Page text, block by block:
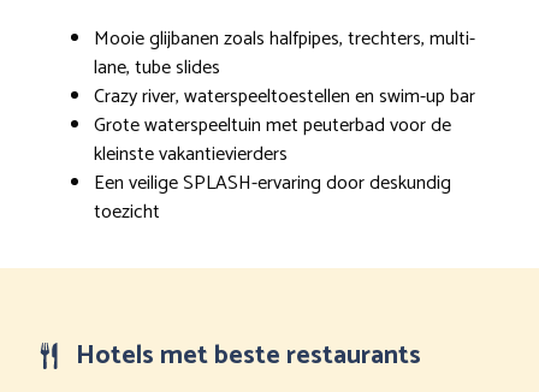
Mooie glijbanen zoals halfpipes, trechters, multi-
lane, tube slides
Crazy river, waterspeeltoestellen en swim-up bar
Grote waterspeeltuin met peuterbad voor de
kleinste vakantievierders
Een veilige SPLASH-ervaring door deskundig
toezicht
Hotels met beste restaurants